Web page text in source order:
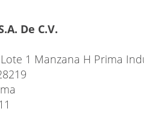
De C.V.
1 Manzana H Prima